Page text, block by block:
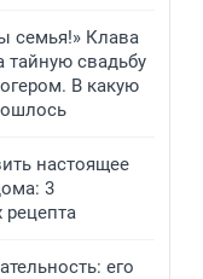
семья!» Клава
тайную свадьбу
В какую
настоящее
3
его